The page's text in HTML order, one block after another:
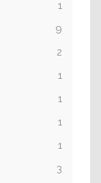
1
9
2
1
1
1
1
3